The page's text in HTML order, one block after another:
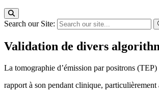
Search our Site:
Validation de divers
La tomographie d’émission par positrons
rapport à son pendant clinique,